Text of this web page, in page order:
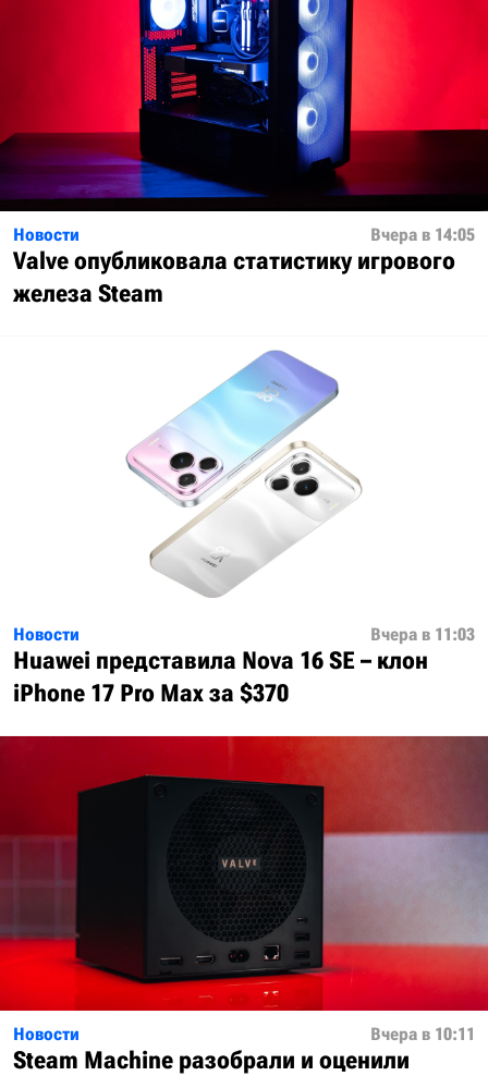
Новости Вчера в 14:05
Valve опубликовала статистику игрового
железа Steam
Новости Вчера в 11:03
Huawei представила Nova 16 SE – клон
iPhone 17 Pro Max за $370
Новости Вчера в 10:11
Steam Machine разобрали и оценили